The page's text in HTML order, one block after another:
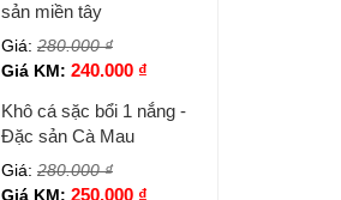
sản miền tây
Giá: 280.000₫
Giá KM: 240.000 ₫
Khô cá sặc bổi 1 nắng -
Đặc sản Cà Mau
Giá: 280.000₫
Giá KM: 250.000 ₫